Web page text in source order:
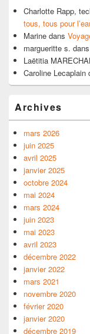
Charlotte Rapp,
tous, tous pour
Marine dans
margueritte s. dans
Laëtitia
Caroline Lecaplain
Archives
mars 2026
juin 2025
avril 2025
janvier 2025
octobre 2024
mai 2024
mars 2024
juin 2023
mai 2023
avril 2023
décembre 2022
janvier 2022
mars 2021
novembre 2020
février 2020
janvier 2020
décembre 2019